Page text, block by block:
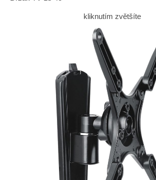
kliknutím zvětšíte